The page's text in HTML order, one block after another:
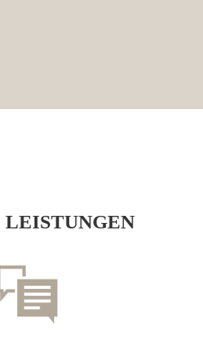
LEISTUNGEN